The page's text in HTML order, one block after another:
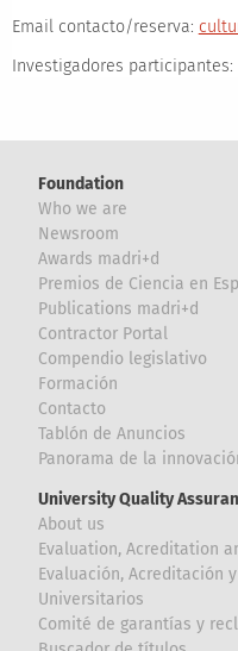
Email contacto/reserva:
Investigadores participantes:
Foundation
Who we are
Newsroom
Awards madri+d
Premios de Ciencia en
Publications madri+d
Contractor Portal
Compendio legislativo
Formación
Contacto
Tablón de Anuncios
Panorama de la
University Quality
About us
Evaluation, Acreditation
Evaluación, Acreditación
Universitarios
Comité de garantías y